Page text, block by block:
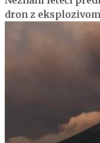
dron z eksplozivom